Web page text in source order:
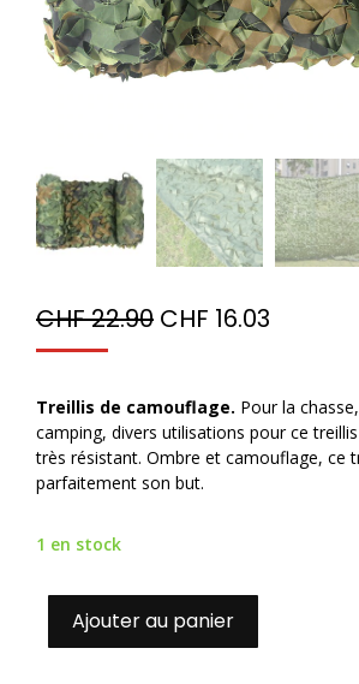
CHF22.90 CHF 16.03
Treillis de camouflage. Pour la
camping, divers utilisations pour ce
très résistant. Ombre et camouflage, ce
parfaitement son but.
1 en stock
Ajouter au panier